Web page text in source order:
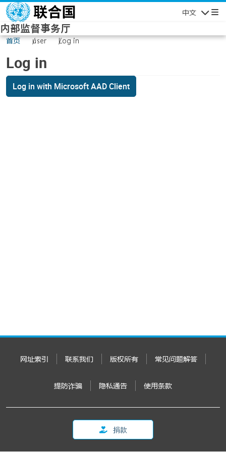
Skip to main content
中文
内部监督事务厅
首页 user Log in
Log in
Log in with Microsoft AAD Client
网址索引 联系我们 版权所有 常见问题解答
提防诈骗 隐私通告 使用条款
捐款